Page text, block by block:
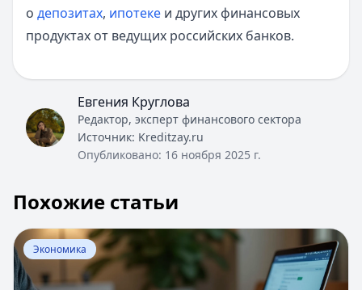
о депозитах, ипотеке и других финансовых
продуктах от ведущих российских банков.
Евгения Круглова
Редактор, эксперт финансового сектора
Источник: Kreditzay.ru
Опубликовано: 16 ноября 2025 г.
Похожие статьи
Перейти к статье:Размер фонда национального
Экономика